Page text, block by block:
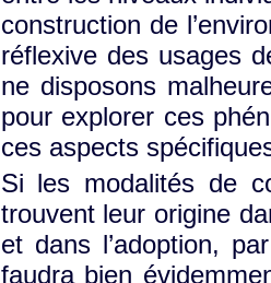
construction de
réflexive des usages
ne disposons
pour explorer ces
ces aspects
Si les modalités de
trouvent leur origine
et dans l’adoption,
faudra bien